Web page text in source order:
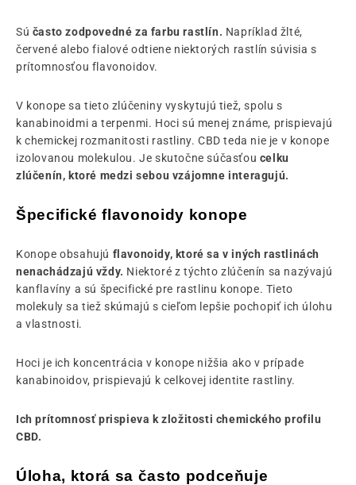
Sú často zodpovedné za farbu rastlín. Napríklad žlté,
červené alebo fialové odtiene niektorých rastlín súvisia s
prítomnosťou flavonoidov.
V konope sa tieto zlúčeniny vyskytujú tiež, spolu s
kanabinoidmi a terpenmi. Hoci sú menej známe, prispievajú
k chemickej rozmanitosti rastliny. CBD teda nie je v konope
izolovanou molekulou. Je skutočne súčasťou celku
zlúčenín, ktoré medzi sebou vzájomne interagujú.
Špecifické flavonoidy konope
Konope obsahujú flavonoidy, ktoré sa v iných rastlinách
nenachádzajú vždy. Niektoré z týchto zlúčenín sa nazývajú
kanflavíny a sú špecifické pre rastlinu konope. Tieto
molekuly sa tiež skúmajú s cieľom lepšie pochopiť ich úlohu
a vlastnosti.
Hoci je ich koncentrácia v konope nižšia ako v prípade
kanabinoidov, prispievajú k celkovej identite rastliny.
Ich prítomnosť prispieva k zložitosti chemického profilu
CBD.
Úloha, ktorá sa často podceňuje